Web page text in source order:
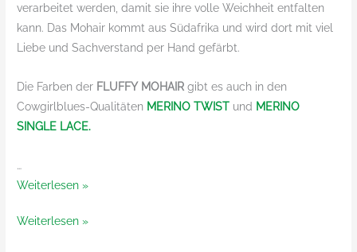
verarbeitet werden, damit sie ihre volle Weichheit entfalten
kann. Das Mohair kommt aus Südafrika und wird dort mit viel
Liebe und Sachverstand per Hand gefärbt.
Die Farben der FLUFFY MOHAIR gibt es auch in den
Cowgirlblues-Qualitäten MERINO TWIST und MERINO
SINGLE LACE.
…
Fluffy
von
Weiterlesen »
Fluffy
Weiterlesen »